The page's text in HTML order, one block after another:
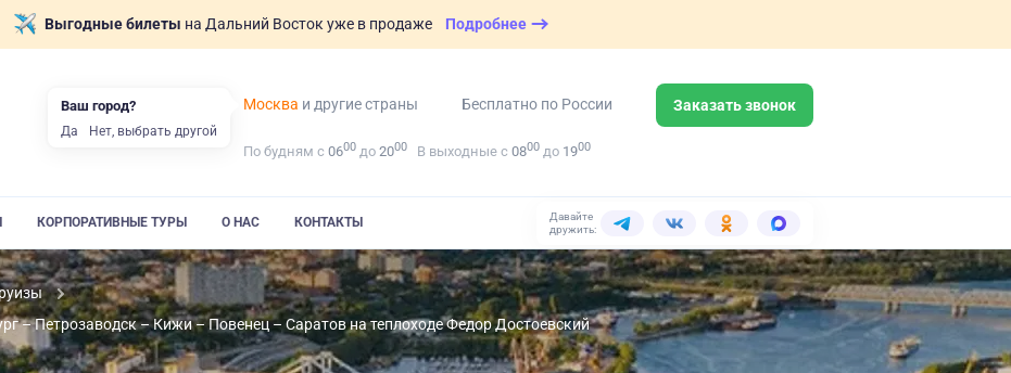
Выгодные билеты на Дальний Восток уже в продаже Подробнее
Москва и другие страны Бесплатно по России Заказать звонок
По будням с 0600 до 2000 В выходные с 0800 до 1900
КОРПОРАТИВНЫЕ ТУРЫ О НАС КОНТАКТЫ
Давайте
дружить:
– Петрозаводск – Кижи – Повенец – Саратов на теплоходе Федор Достоевский
Ваш город?
Да Нет, выбрать другой